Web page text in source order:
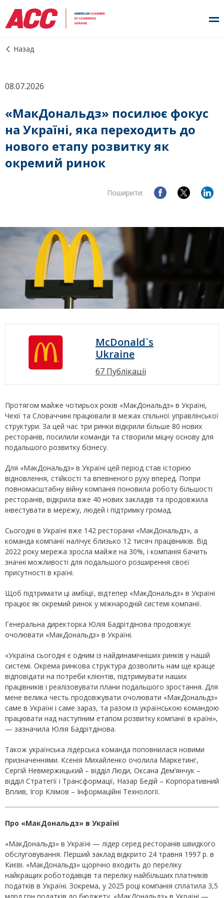
Назад
08.07.2026
«МакДональдз» посилює фокус
на Україні, яка переходить до
нового етапу розвитку як
окремий ринок
Поширити:
McDonald`s
Ukraine
67 Публікації
Протягом майже чотирьох років «МакДональдз» в Україні,
Чехії та Словаччині працювали в межах спільної управлінської
структури. За цей час три ринки відкрили більше 80 нових
ресторанів, посилили команди та створили міцну основу для
подальшого розвитку бізнесу.
Для «МакДональдз» в Україні цей період став історією
відновлення, стійкості та впевненого руху вперед. Попри
повномасштабну війну компанія поновила роботу більшості
ресторанів, відкрила вже 40 нових закладів та продовжила
інвестувати в мережу, людей і підтримку громад.
Сьогодні в Україні вже 142 ресторани «МакДональдз», а
команда компанії налічує близько 12 тисяч працівників. Від
2022 року мережа зросла майже на 30%, і компанія бачить
значні можливості для подальшого розширення своєї
присутності в країні.
Щоб підтримати ці амбіції, відтепер «МакДональдз» в Україні
працює як окремий ринок у міжнародній системі компанії.
Генеральна директорка Юлія Бадрітдінова продовжує
очолювати «МакДональдз» в Україні.
«Україна сьогодні є одним із найдинамічніших ринків у нашій
системі. Окрема ринкова структура дозволить нам ще краще
відповідати на потреби клієнтів, підтримувати наших
працівників і реалізовувати плани подальшого зростання. Для
мене велика честь продовжувати очолювати «МакДональдз»
саме в Україні і саме зараз, та разом із українською командою
працювати над наступним етапом розвитку компанії в країні»,
— зазначила Юлія Бадрітдінова.
Також українська лідерська команда поповнилася новими
призначеннями. Ксенія Михайленко очолила Маркетинг,
Сергій Невмержицький – відділ Люди, Оксана Дем’янчук –
відділ Стратегії і Трансформації, Назар Бедій – Корпоративний
Вплив, Ігор Клімов – Інформаційні Технології.
Про «МакДональдз» в Україні
«МакДональдз» в Україні — лідер серед ресторанів швидкого
обслуговування. Перший заклад відкрито 24 травня 1997 р. в
Києві. «МакДональдз» щорічно входить до переліку
найкращих роботодавців та переліку найбільших платників
податків в Україні. Зокрема, у 2025 році компанія сплатила 3,5